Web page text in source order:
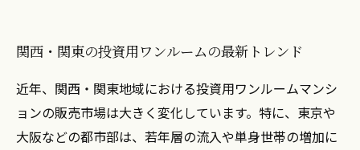
関西・関東の投資用ワンルームの最新トレンド
近年、関西・関東地域における投資用ワンルームマンシ
ョンの販売市場は大きく変化しています。特に、東京や
大阪などの都市部は、若年層の流入や単身世帯の増加に